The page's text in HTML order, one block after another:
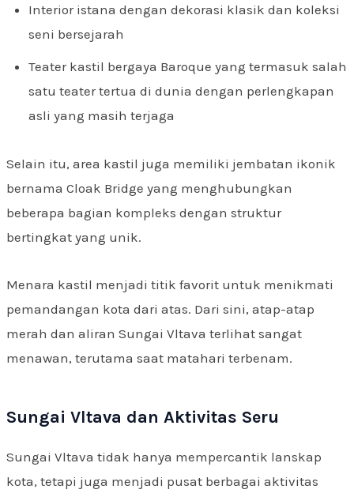
Interior istana dengan dekorasi klasik dan koleksi
seni bersejarah
Teater kastil bergaya Baroque yang termasuk salah
satu teater tertua di dunia dengan perlengkapan
asli yang masih terjaga
Selain itu, area kastil juga memiliki jembatan ikonik
bernama Cloak Bridge yang menghubungkan
beberapa bagian kompleks dengan struktur
bertingkat yang unik.
Menara kastil menjadi titik favorit untuk menikmati
pemandangan kota dari atas. Dari sini, atap-atap
merah dan aliran Sungai Vltava terlihat sangat
menawan, terutama saat matahari terbenam.
Sungai Vltava dan Aktivitas Seru
Sungai Vltava tidak hanya mempercantik lanskap
kota, tetapi juga menjadi pusat berbagai aktivitas